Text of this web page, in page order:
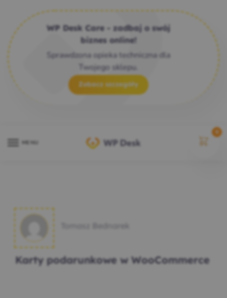
WP Desk Care - zadbaj o swój
biznes online!
Sprawdzona opieka techniczna dla
Twojego sklepu.
Zobacz szczegóły
Karty podarunkowe w WooCommerce